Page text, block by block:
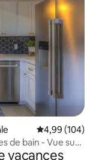
Évaluation
4,99 (104)
de bain - Vue sur
vacances